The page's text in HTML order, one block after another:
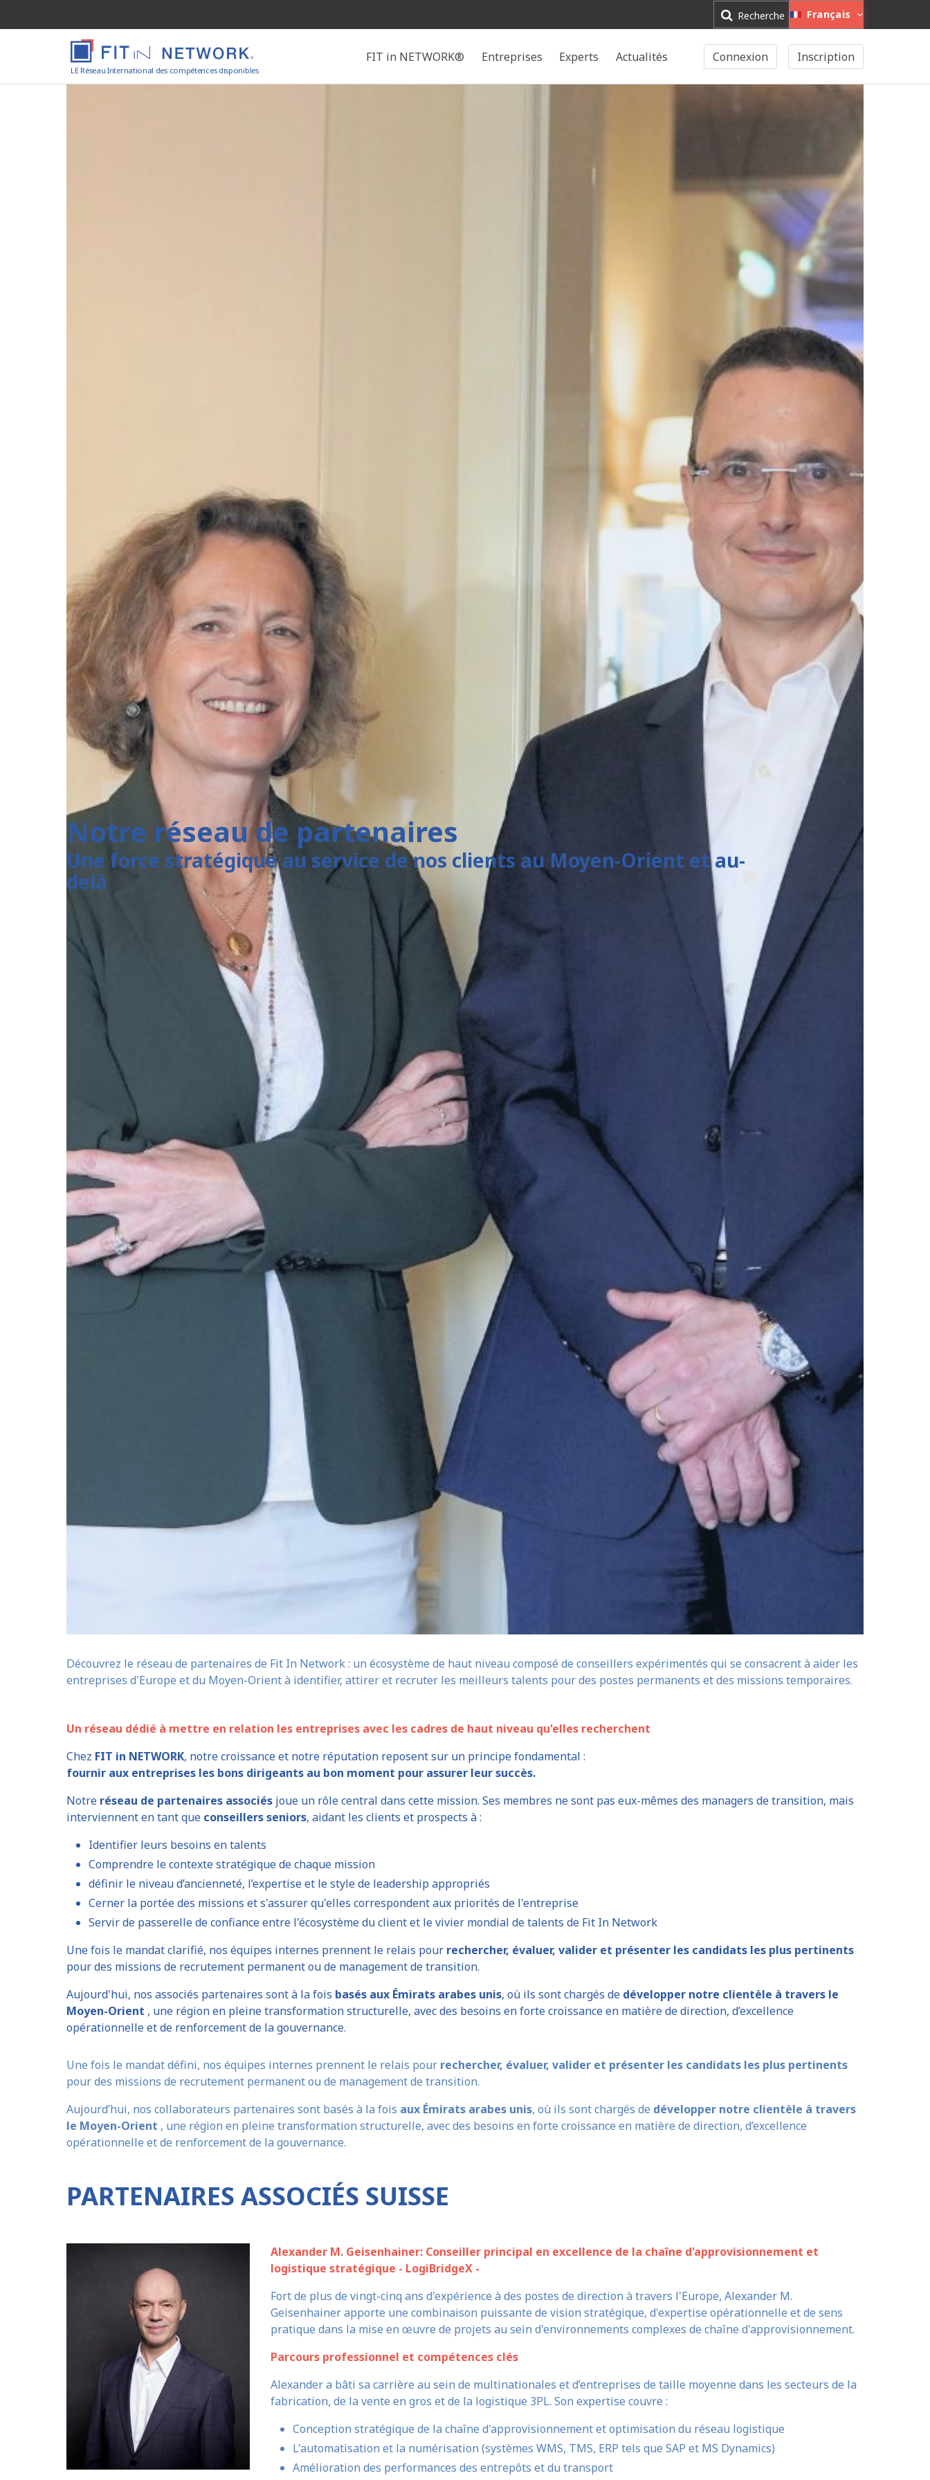
Recherche Français
Rechercher
LE Réseau International des compétences disponibles
FIT in NETWORK® Entreprises Experts Actualités Connexion Inscription
Notre réseau de partenaires
Une force stratégique au service de nos clients au Moyen-Orient et au-
delà
Découvrez le réseau de partenaires de Fit In Network : un écosystème de haut niveau composé de conseillers expérimentés qui se consacrent à aider les
entreprises d'Europe et du Moyen-Orient à identifier, attirer et recruter les meilleurs talents pour des postes permanents et des missions temporaires.
Un réseau dédié à mettre en relation les entreprises avec les cadres de haut niveau qu'elles recherchent
Chez FIT in NETWORK, notre croissance et notre réputation reposent sur un principe fondamental :
fournir aux entreprises les bons dirigeants au bon moment pour assurer leur succès.
Notre réseau de partenaires associés joue un rôle central dans cette mission. Ses membres ne sont pas eux-mêmes des managers de transition, mais
interviennent en tant que conseillers seniors, aidant les clients et prospects à :
Identifier leurs besoins en talents
Comprendre le contexte stratégique de chaque mission
définir le niveau d’ancienneté, l’expertise et le style de leadership appropriés
Cerner la portée des missions et s'assurer qu'elles correspondent aux priorités de l'entreprise
Servir de passerelle de confiance entre l'écosystème du client et le vivier mondial de talents de Fit In Network
Une fois le mandat clarifié, nos équipes internes prennent le relais pour rechercher, évaluer, valider et présenter les candidats les plus pertinents
pour des missions de recrutement permanent ou de management de transition.
Aujourd'hui, nos associés partenaires sont à la fois basés aux Émirats arabes unis, où ils sont chargés de développer notre clientèle à travers le
Moyen-Orient , une région en pleine transformation structurelle, avec des besoins en forte croissance en matière de direction, d’excellence
opérationnelle et de renforcement de la gouvernance.
Une fois le mandat défini, nos équipes internes prennent le relais pour rechercher, évaluer, valider et présenter les candidats les plus pertinents
pour des missions de recrutement permanent ou de management de transition.
Aujourd’hui, nos collaborateurs partenaires sont basés à la fois aux Émirats arabes unis, où ils sont chargés de développer notre clientèle à travers
le Moyen-Orient , une région en pleine transformation structurelle, avec des besoins en forte croissance en matière de direction, d’excellence
opérationnelle et de renforcement de la gouvernance.
PARTENAIRES ASSOCIÉS SUISSE
Alexander M. Geisenhainer: Conseiller principal en excellence de la chaîne d'approvisionnement et
logistique stratégique - LogiBridgeX -
Fort de plus de vingt-cinq ans d'expérience à des postes de direction à travers l'Europe, Alexander M.
Geisenhainer apporte une combinaison puissante de vision stratégique, d'expertise opérationnelle et de sens
pratique dans la mise en œuvre de projets au sein d'environnements complexes de chaîne d'approvisionnement.
Parcours professionnel et compétences clés
Alexander a bâti sa carrière au sein de multinationales et d’entreprises de taille moyenne dans les secteurs de la
fabrication, de la vente en gros et de la logistique 3PL. Son expertise couvre :
Conception stratégique de la chaîne d'approvisionnement et optimisation du réseau logistique
L'automatisation et la numérisation (systèmes WMS, TMS, ERP tels que SAP et MS Dynamics)
Amélioration des performances des entrepôts et du transport